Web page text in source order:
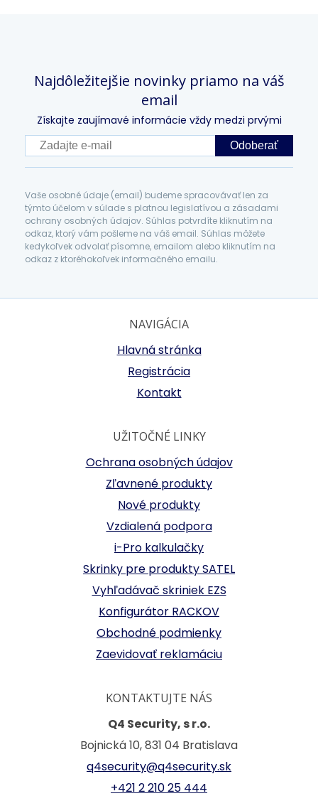
Najdôležitejšie novinky priamo na váš
email
Získajte zaujímavé informácie vždy medzi prvými
Odoberať
Vaše osobné údaje (email) budeme spracovávať len za
týmto účelom v súlade s platnou legislatívou a zásadami
ochrany osobných údajov. Súhlas potvrdíte kliknutím na
odkaz, ktorý vám pošleme na váš email. Súhlas môžete
kedykoľvek odvolať písomne, emailom alebo kliknutím na
odkaz z ktoréhokoľvek informačného emailu.
NAVIGÁCIA
Hlavná stránka
Registrácia
Kontakt
UŽITOČNÉ LINKY
Ochrana osobných údajov
Zľavnené produkty
Nové produkty
Vzdialená podpora
i-Pro kalkulačky
Skrinky pre produkty SATEL
Vyhľadávač skriniek EZS
Konfigurátor RACKOV
Obchodné podmienky
Zaevidovať reklamáciu
KONTAKTUJTE NÁS
Q4 Security, s r.o.
Bojnická 10, 831 04 Bratislava
q4security@q4security.sk
+421 2 210 25 444